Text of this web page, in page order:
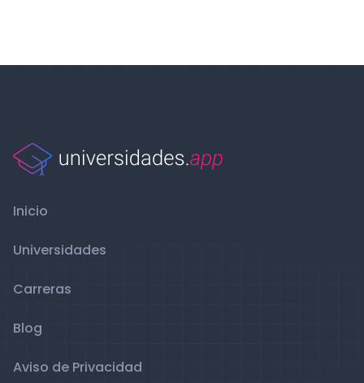
Inicio
Universidades
Carreras
Blog
Aviso de Privacidad